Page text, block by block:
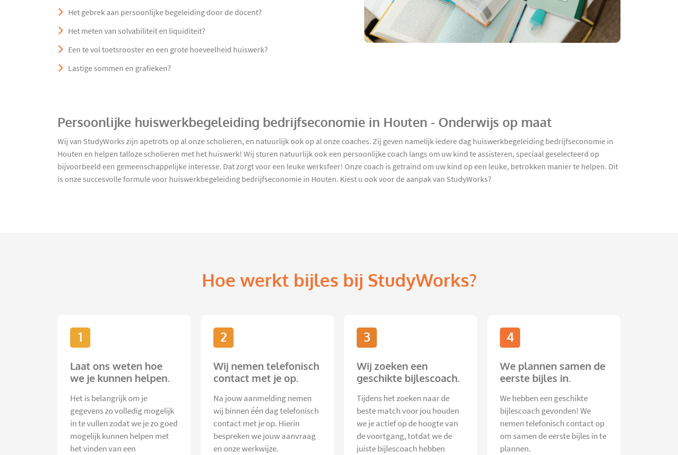
Het gebrek aan persoonlijke begeleiding door de docent?
Het meten van solvabiliteit en liquiditeit?
Een te vol toetsrooster en een grote hoeveelheid huiswerk?
Lastige sommen en grafieken?
Persoonlijke huiswerkbegeleiding bedrijfseconomie in Houten - Onderwijs op maat
Wij van StudyWorks zijn apetrots op al onze scholieren, en natuurlijk ook op al onze coaches. Zij geven namelijk iedere dag huiswerkbegeleiding bedrijfseconomie in
Houten en helpen talloze scholieren met het huiswerk! Wij sturen natuurlijk ook een persoonlijke coach langs om uw kind te assisteren, speciaal geselecteerd op
bijvoorbeeld een gemeenschappelijke interesse. Dat zorgt voor een leuke werksfeer! Onze coach is getraind om uw kind op een leuke, betrokken manier te helpen. Dit
is onze succesvolle formule voor huiswerkbegeleiding bedrijfseconomie in Houten. Kiest u ook voor de aanpak van StudyWorks?
Hoe werkt bijles bij StudyWorks?
1
Laat ons weten hoe
we je kunnen helpen.
Het is belangrijk om je
gegevens zo volledig mogelijk
in te vullen zodat we je zo goed
mogelijk kunnen helpen met
het vinden van een
2
Wij nemen telefonisch
contact met je op.
Na jouw aanmelding nemen
wij binnen één dag telefonisch
contact met je op. Hierin
bespreken we jouw aanvraag
en onze werkwijze.
3
Wij zoeken een
geschikte bijlescoach.
Tijdens het zoeken naar de
beste match voor jou houden
we je actief op de hoogte van
de voortgang, totdat we de
juiste bijlescoach hebben
4
We plannen samen de
eerste bijles in.
We hebben een geschikte
bijlescoach gevonden! We
nemen telefonisch contact op
om samen de eerste bijles in te
plannen.